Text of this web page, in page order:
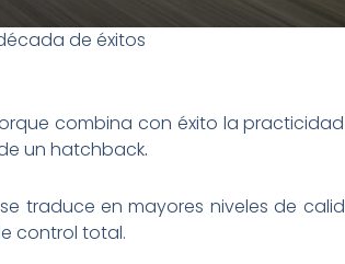
de éxitos
combina con éxito la
un hatchback.
traduce en mayores niveles de
control total.